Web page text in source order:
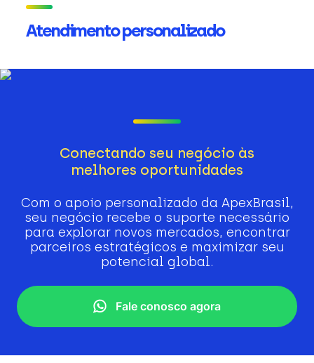
Atendimento personalizado
Conectando seu negócio às
melhores oportunidades
Com o apoio personalizado da ApexBrasil,
seu negócio recebe o suporte necessário
para explorar novos mercados, encontrar
parceiros estratégicos e maximizar seu
potencial global.
Fale conosco agora